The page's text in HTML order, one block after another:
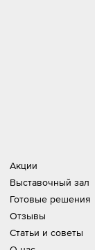
Акции
Выставочный зал
Готовые решения
Отзывы
Статьи и советы